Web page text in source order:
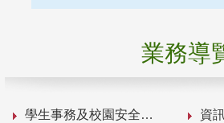
業務導
學生事務及校園安全 資